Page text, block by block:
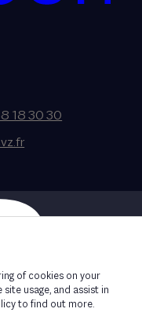
18 30 30
of cookies on your
usage, and assist in
to find out more.